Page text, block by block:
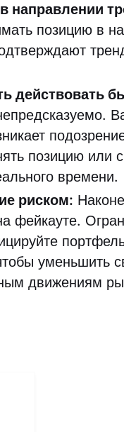
направлении
позицию в
действовать
позицию или
времени.
риском:
фейкауте.
уменьшить
движениям